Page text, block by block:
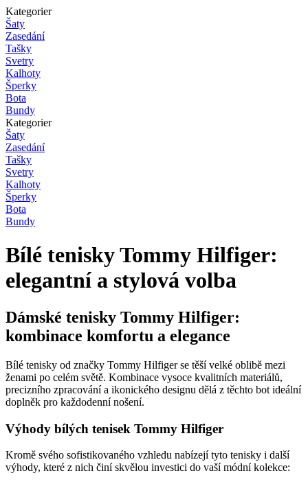
Kategorier
Šaty
Zasedání
Tašky
Svetry
Kalhoty
Šperky
Bota
Bundy
Kategorier
Šaty
Zasedání
Tašky
Svetry
Kalhoty
Šperky
Bota
Bundy
Bílé tenisky Tommy Hilfiger:
elegantní a stylová volba
Dámské tenisky Tommy Hilfiger:
kombinace komfortu a elegance
Bílé tenisky od značky Tommy Hilfiger se těší velké oblibě mezi
ženami po celém světě. Kombinace vysoce kvalitních materiálů,
precizního zpracování a ikonického designu dělá z těchto bot ideální
doplněk pro každodenní nošení.
Výhody bílých tenisek Tommy Hilfiger
Kromě svého sofistikovaného vzhledu nabízejí tyto tenisky i další
výhody, které z nich činí skvělou investici do vaší módní kolekce: